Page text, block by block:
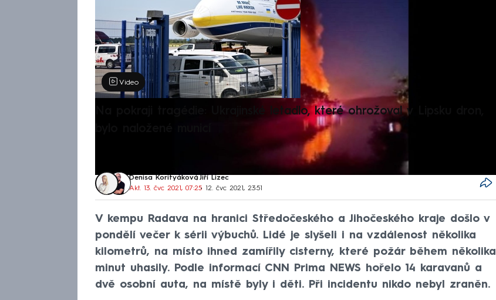
Video
Na pokraji tragédie: Ukrajinské letadlo, které ohrožoval v Lipsku dron,
Denisa Korityáková, Jiří Lizec
Akt. 13. čvc 2021, 07:25• 12. čvc 2021, 23:51
V kempu Radava na hranici Středočeského a Jihočeského kraje došlo v
pondělí večer k sérii výbuchů. Lidé je slyšeli i na vzdálenost několika
kilometrů, na místo ihned zamířily cisterny, které požár během několika
minut uhasily. Podle informací CNN Prima NEWS hořelo 14 karavanů a
dvě osobní auta, na místě byly i děti. Při incidentu nikdo nebyl zraněn.